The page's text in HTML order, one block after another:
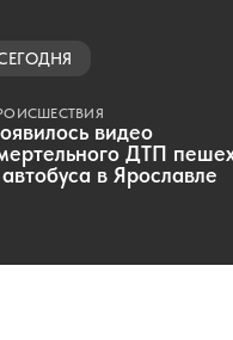
видео
ДТП
в Ярославле